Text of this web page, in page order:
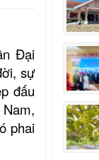
Đại
sự
đấu
phai